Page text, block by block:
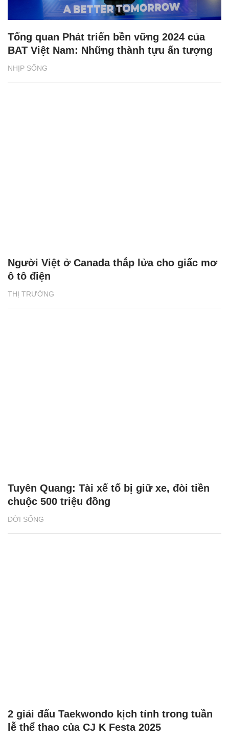
NHỊP SỐNG
Tổng quan Phát triển bền vững 2024 của
BAT Việt Nam: Những thành tựu ấn tượng
THỊ TRƯỜNG
Người Việt ở Canada thắp lửa cho giấc mơ
ô tô điện
ĐỜI SỐNG
Tuyên Quang: Tài xế tố bị giữ xe, đòi tiền
chuộc 500 triệu đồng
2 giải đấu Taekwondo kịch tính trong tuần
lễ thể thao của CJ K Festa 2025